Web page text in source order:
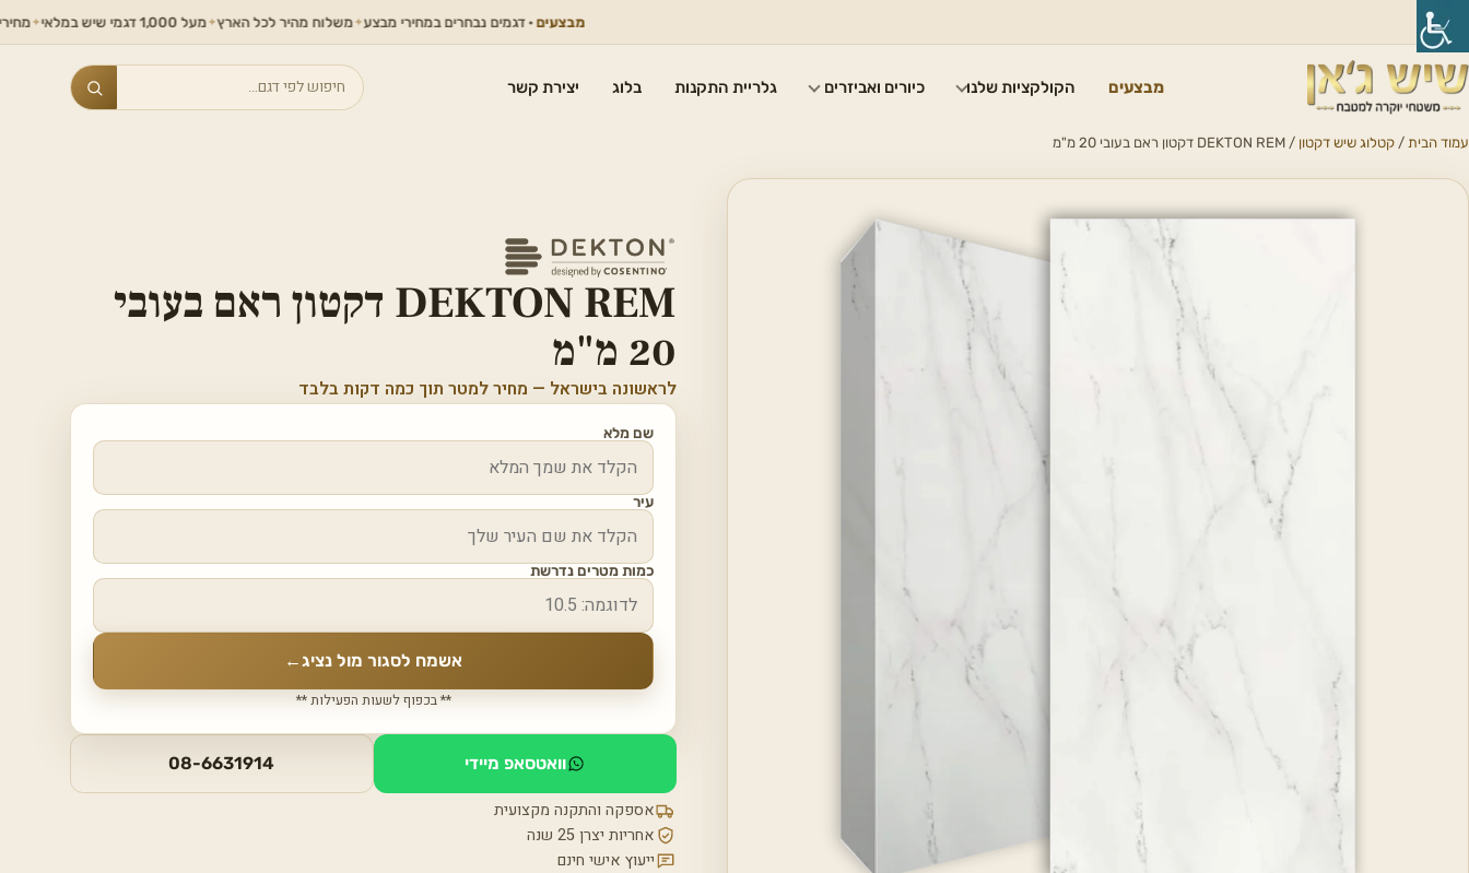
מבצעים· דגמים נבחרים במחירי מבצע✦משלוח מהיר לכל הארץ✦מעל 1,000 דגמי שיש במלאי ✦מחירים ללא
מבצעים הקולקציות שלנו כיורים ואביזרים גלריית התקנות בלוג יצירת קשר Search
עמוד הבית / קטלוג שיש דקטון / DEKTON REM דקטון ראם בעובי 20 מ"מ
DEKTON REM דקטון ראם בעובי
20 מ"מ
לראשונה בישראל — מחיר למטר תוך כמה דקות בלבד
שם מלא
עיר
כמות מטרים נדרשת
אשמח לסגור מול נציג←
** בכפוף לשעות הפעילות **
וואטסאפ מיידי 08-6631914
אספקה והתקנה מקצועית
אחריות יצרן 25 שנה
ייעוץ אישי חינם